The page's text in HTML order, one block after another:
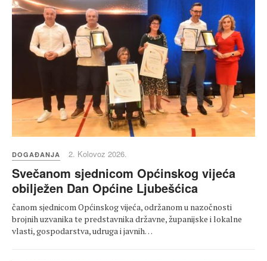
DOGAĐANJA 2. Kolovoz 2026.
Svečanom sjednicom Općinskog vijeća
obilježen Dan Općine Ljubešćica
čanom sjednicom Općinskog vijeća, održanom u nazočnosti
brojnih uzvanika te predstavnika državne, županijske i lokalne
vlasti, gospodarstva, udruga i javnih…